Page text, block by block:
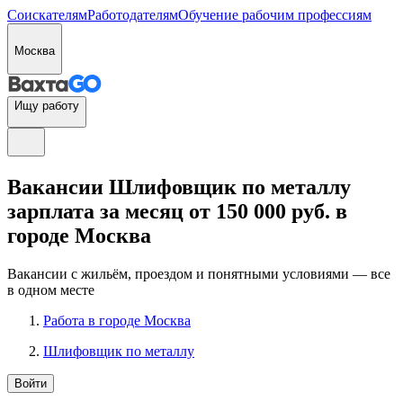
СоискателямРаботодателямОбучение рабочим профессиям
Москва
Ищу работу
Вакансии Шлифовщик по металлу
зарплата за месяц от 150 000 руб. в
городе Москва
Вакансии с жильём, проездом и понятными условиями — все
в одном месте
Работа в городе Москва
Шлифовщик по металлу
Войти